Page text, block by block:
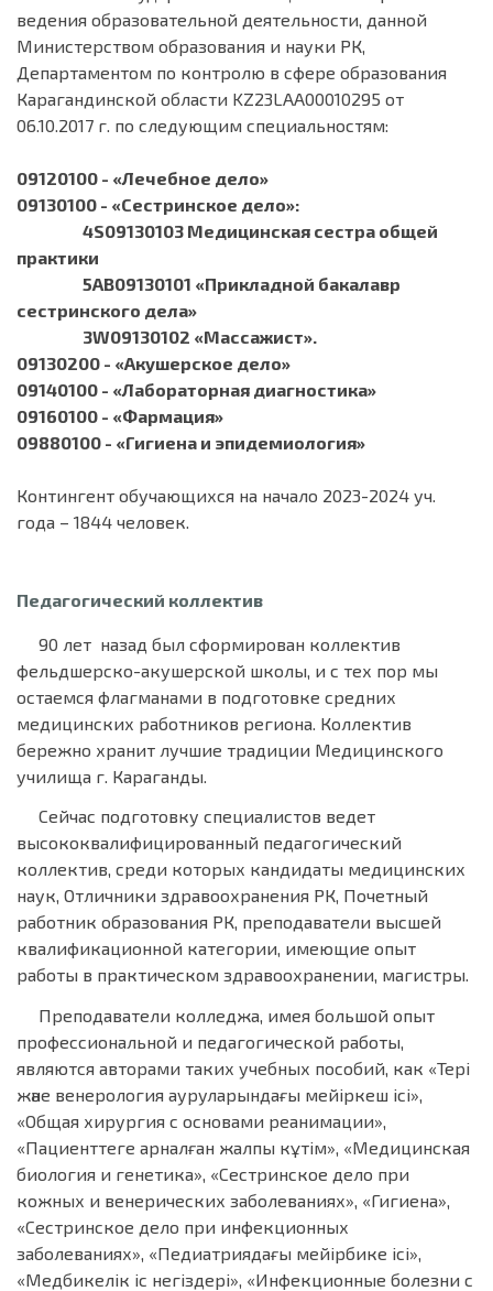
ведения образовательной деятельности, данной
Министерством образования и науки РК,
Департаментом по контролю в сфере образования
Карагандинской области KZ23LAA00010295 от
06.10.2017 г. по следующим специальностям:
09120100 - «Лечебное дело»
09130100 - «Сестринское дело»:
4S09130103 Медицинская сестра общей
практики
5AB09130101 «Прикладной бакалавр
сестринского дела»
3W09130102 «Массажист».
09130200 - «Акушерское дело»
09140100 - «Лабораторная диагностика»
09160100 - «Фармация»
09880100 - «Гигиена и эпидемиология»
Контингент обучающихся на начало 2023-2024 уч.
года – 1844 человек.
Педагогический коллектив
90 лет назад был сформирован коллектив
фельдшерско-акушерской школы, и с тех пор мы
остаемся флагманами в подготовке средних
медицинских работников региона. Коллектив
бережно хранит лучшие традиции Медицинского
училища г. Караганды.
Сейчас подготовку специалистов ведет
высококвалифицированный педагогический
коллектив, среди которых кандидаты медицинских
наук, Отличники здравоохранения РК, Почетный
работник образования РК, преподаватели высшей
квалификационной категории, имеющие опыт
работы в практическом здравоохранении, магистры.
Преподаватели колледжа, имея большой опыт
профессиональной и педагогической работы,
являются авторами таких учебных пособий, как «Тері
және венерология ауруларындағы мейіркеш ісі»,
«Общая хирургия с основами реанимации»,
«Пациенттеге арналған жалпы кұтім», «Медицинская
биология и генетика», «Сестринское дело при
кожных и венерических заболеваниях», «Гигиена»,
«Сестринское дело при инфекционных
заболеваниях», «Педиатриядағы мейірбике ісі»,
«Медбикелік іс негіздері», «Инфекционные болезни с